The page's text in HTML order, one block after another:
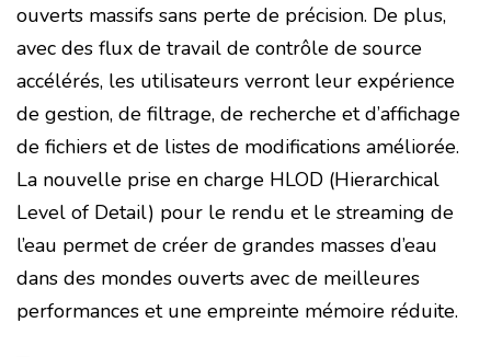
ouverts massifs sans perte de précision. De plus,
avec des flux de travail de contrôle de source
accélérés, les utilisateurs verront leur expérience
de gestion, de filtrage, de recherche et d’affichage
de fichiers et de listes de modifications améliorée.
La nouvelle prise en charge HLOD (Hierarchical
Level of Detail) pour le rendu et le streaming de
l’eau permet de créer de grandes masses d’eau
dans des mondes ouverts avec de meilleures
performances et une empreinte mémoire réduite.